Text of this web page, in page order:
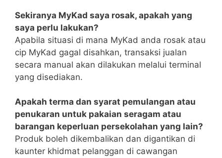
Sekiranya MyKad saya rosak, apakah yang
saya perlu lakukan?
Apabila situasi di mana MyKad anda rosak atau
cip MyKad gagal disahkan, transaksi jualan
secara manual akan dilakukan melalui terminal
yang disediakan.
Apakah terma dan syarat pemulangan atau
penukaran untuk pakaian seragam atau
barangan keperluan persekolahan yang lain?
Produk boleh dikembalikan dan digantikan di
kaunter khidmat pelanggan di cawangan